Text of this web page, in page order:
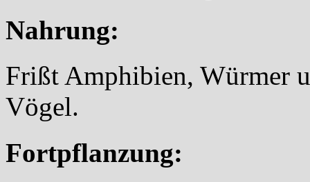
Nahrung:
Frißt Amphibien, Würmer
Vögel.
Fortpflanzung: